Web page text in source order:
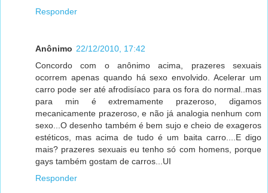
Responder
Anônimo 22/12/2010, 17:42
Concordo com o anônimo acima, prazeres sexuais
ocorrem apenas quando há sexo envolvido. Acelerar um
carro pode ser até afrodisíaco para os fora do normal..mas
para min é extremamente prazeroso, digamos
mecanicamente prazeroso, e não já analogia nenhum com
sexo...O desenho também é bem sujo e cheio de exageros
estéticos, mas acima de tudo é um baita carro....E digo
mais? prazeres sexuais eu tenho só com homens, porque
gays também gostam de carros...UI
Responder